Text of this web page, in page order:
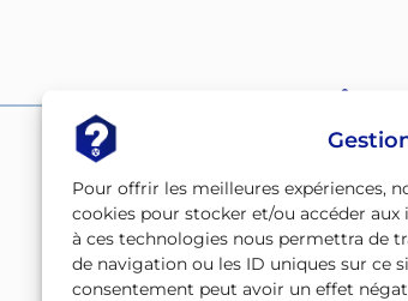
Pour offrir les meilleures expériences,
cookies pour stocker et/ou accéder
à ces technologies nous permettra de
de navigation ou les ID uniques sur ce
consentement peut avoir un effet